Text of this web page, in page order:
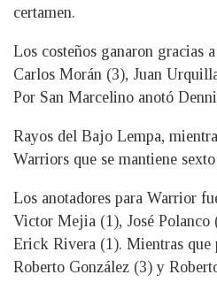
certamen.
Los costeños ganaron gracias
Carlos Morán (3), Juan
Por San Marcelino anotó
Rayos del Bajo Lempa,
Warriors que se mantiene
Los anotadores para Warrior
Victor Mejia (1), José
Erick Rivera (1). Mientras que
Roberto González (3) y